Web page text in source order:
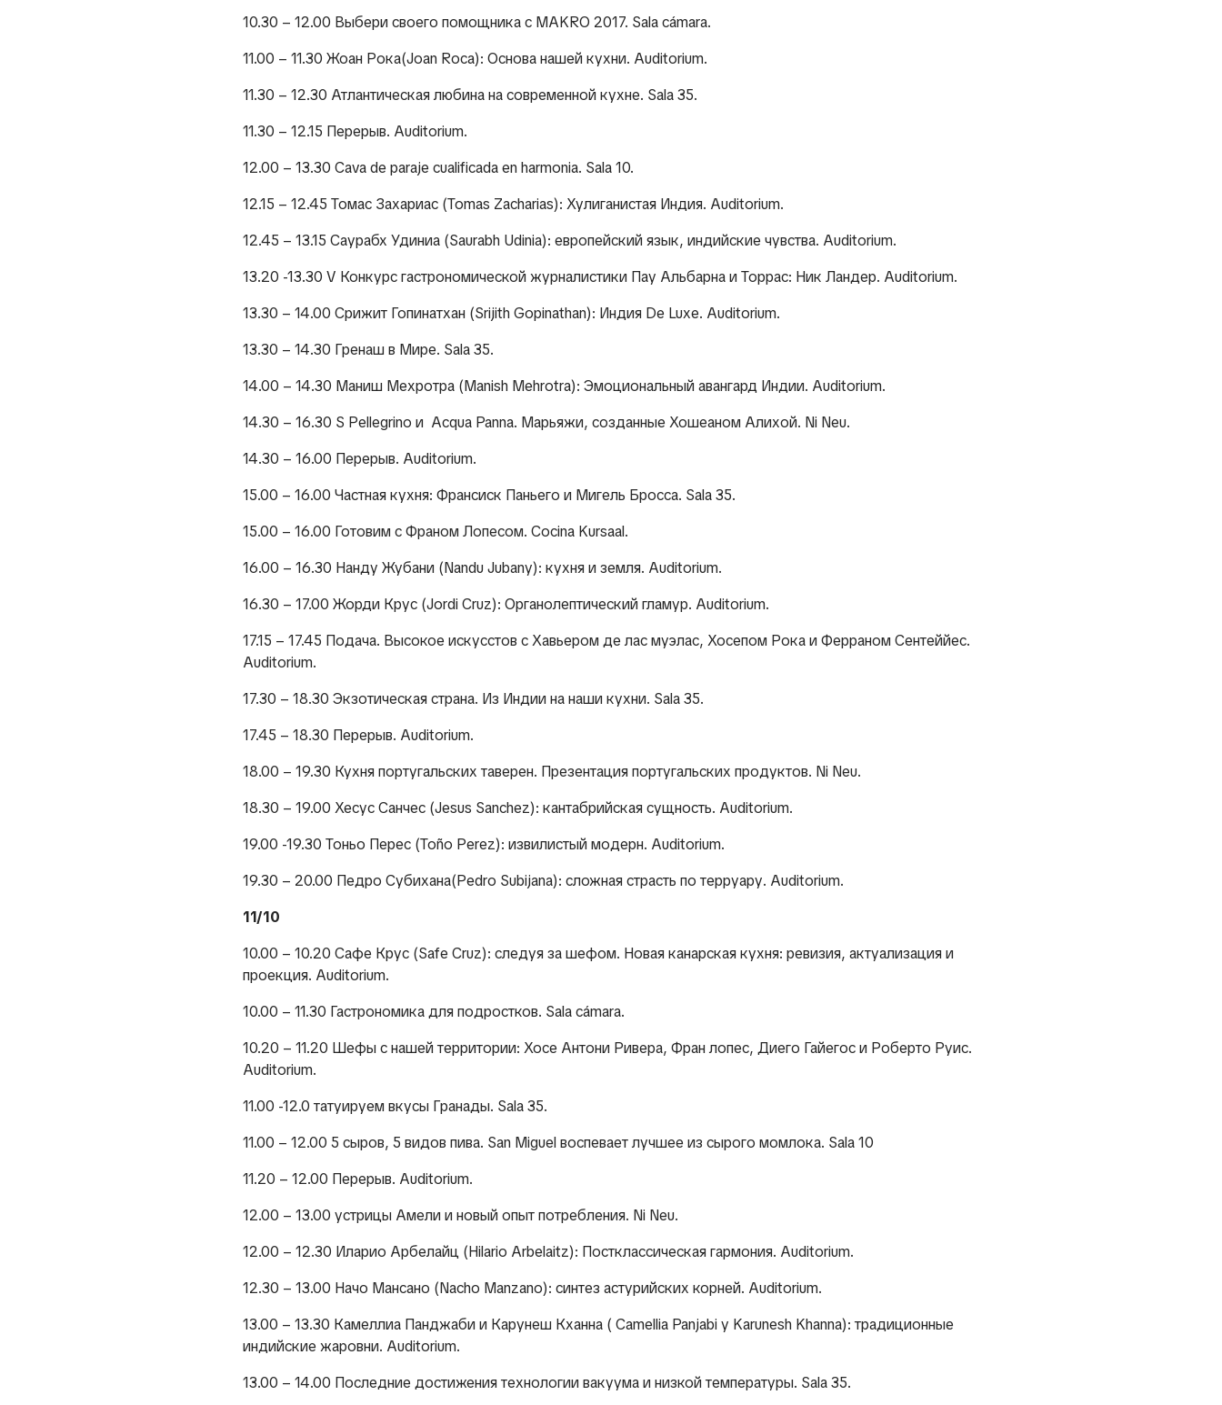
10.30 – 12.00 Выбери своего помощника с MAKRO 2017. Sala cámara.
11.00 – 11.30 Жоан Рока(Joan Roca): Основа нашей кухни. Auditorium.
11.30 – 12.30 Атлантическая любина на современной кухне. Sala 35.
11.30 – 12.15 Перерыв. Auditorium.
12.00 – 13.30 Cava de paraje cualificada en harmonia. Sala 10.
12.15 – 12.45 Томас Захариас (Tomas Zacharias): Хулиганистая Индия. Auditorium.
12.45 – 13.15 Саурабх Удиниа (Saurabh Udinia): европейский язык, индийские чувства. Auditorium.
13.20 -13.30 V Конкурс гастрономической журналистики Пау Альбарна и Торрас: Ник Ландер. Auditorium.
13.30 – 14.00 Срижит Гопинатхан (Srijith Gopinathan): Индия De Luxe. Auditorium.
13.30 – 14.30 Гренаш в Мире. Sala 35.
14.00 – 14.30 Маниш Мехротра (Manish Mehrotra): Эмоциональный авангард Индии. Auditorium.
14.30 – 16.30 S Pellegrino и Acqua Panna. Марьяжи, созданные Хошеаном Алихой. Ni Neu.
14.30 – 16.00 Перерыв. Auditorium.
15.00 – 16.00 Частная кухня: Франсиск Паньего и Мигель Бросса. Sala 35.
15.00 – 16.00 Готовим с Франом Лопесом. Cocina Kursaal.
16.00 – 16.30 Нанду Жубани (Nandu Jubany): кухня и земля. Auditorium.
16.30 – 17.00 Жорди Крус (Jordi Cruz): Органолептический гламур. Auditorium.
17.15 – 17.45 Подача. Высокое искусстов с Хавьером де лас муэлас, Хосепом Рока и Ферраном Сентеййес.
Auditorium.
17.30 – 18.30 Экзотическая страна. Из Индии на наши кухни. Sala 35.
17.45 – 18.30 Перерыв. Auditorium.
18.00 – 19.30 Кухня португальских таверен. Презентация португальских продуктов. Ni Neu.
18.30 – 19.00 Хесус Санчес (Jesus Sanchez): кантабрийская сущность. Auditorium.
19.00 -19.30 Тоньо Перес (Toño Perez): извилистый модерн. Auditorium.
19.30 – 20.00 Педро Субихана(Pedro Subijana): сложная страсть по терруару. Auditorium.
11/10
10.00 – 10.20 Сафе Крус (Safe Cruz): следуя за шефом. Новая канарская кухня: ревизия, актуализация и
проекция. Auditorium.
10.00 – 11.30 Гастрономика для подростков. Sala cámara.
10.20 – 11.20 Шефы с нашей территории: Хосе Антони Ривера, Фран лопес, Диего Гайегос и Роберто Руис.
Auditorium.
11.00 -12.0 татуируем вкусы Гранады. Sala 35.
11.00 – 12.00 5 сыров, 5 видов пива. San Miguel воспевает лучшее из сырого момлока. Sala 10
11.20 – 12.00 Перерыв. Auditorium.
12.00 – 13.00 устрицы Амели и новый опыт потребления. Ni Neu.
12.00 – 12.30 Иларио Арбелайц (Hilario Arbelaitz): Постклассическая гармония. Auditorium.
12.30 – 13.00 Начо Мансано (Nacho Manzano): синтез астурийских корней. Auditorium.
13.00 – 13.30 Камеллиа Панджаби и Карунеш Кханна ( Camellia Panjabi y Karunesh Khanna): традиционные
индийские жаровни. Auditorium.
13.00 – 14.00 Последние достижения технологии вакуума и низкой температуры. Sala 35.